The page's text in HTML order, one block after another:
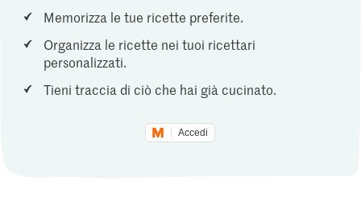
Memorizza le tue ricette preferite.
Organizza le ricette nei tuoi ricettari
personalizzati.
Tieni traccia di ciò che hai già cucinato.
Accedi